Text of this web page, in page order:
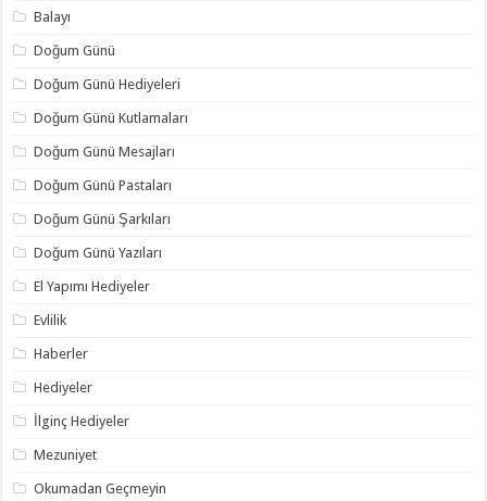
Balayı
Doğum Günü
Doğum Günü Hediyeleri
Doğum Günü Kutlamaları
Doğum Günü Mesajları
Doğum Günü Pastaları
Doğum Günü Şarkıları
Doğum Günü Yazıları
El Yapımı Hediyeler
Evlilik
Haberler
Hediyeler
İlginç Hediyeler
Mezuniyet
Okumadan Geçmeyin